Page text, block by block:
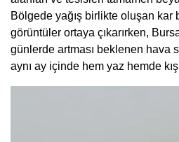
Bölgede yağış birlikte oluşan kar
görüntüler ortaya çıkarırken,
günlerde artması beklenen hava
aynı ay içinde hem yaz hemde